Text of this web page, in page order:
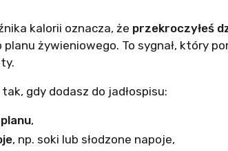
kalorii oznacza, że przekroczyłeś
żywieniowego. To sygnał, który
gdy dodasz do jadłospisu:
,
, np. soki lub słodzone napoje,